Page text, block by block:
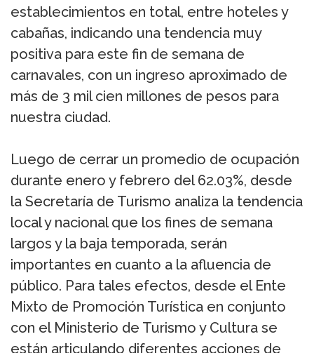
establecimientos en total, entre hoteles y
cabañas, indicando una tendencia muy
positiva para este fin de semana de
carnavales, con un ingreso aproximado de
más de 3 mil cien millones de pesos para
nuestra ciudad.
Luego de cerrar un promedio de ocupación
durante enero y febrero del 62.03%, desde
la Secretaría de Turismo analiza la tendencia
local y nacional que los fines de semana
largos y la baja temporada, serán
importantes en cuanto a la afluencia de
público. Para tales efectos, desde el Ente
Mixto de Promoción Turística en conjunto
con el Ministerio de Turismo y Cultura se
están articulando diferentes acciones de